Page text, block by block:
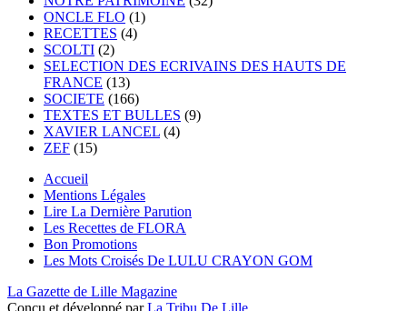
ONCLE FLO (1)
RECETTES (4)
SCOLTI (2)
SELECTION DES ECRIVAINS DES HAUTS DE
FRANCE (13)
SOCIETE (166)
TEXTES ET BULLES (9)
XAVIER LANCEL (4)
ZEF (15)
Accueil
Mentions Légales
Lire La Dernière Parution
Les Recettes de FLORA
Bon Promotions
Les Mots Croisés De LULU CRAYON GOM
La Gazette de Lille Magazine